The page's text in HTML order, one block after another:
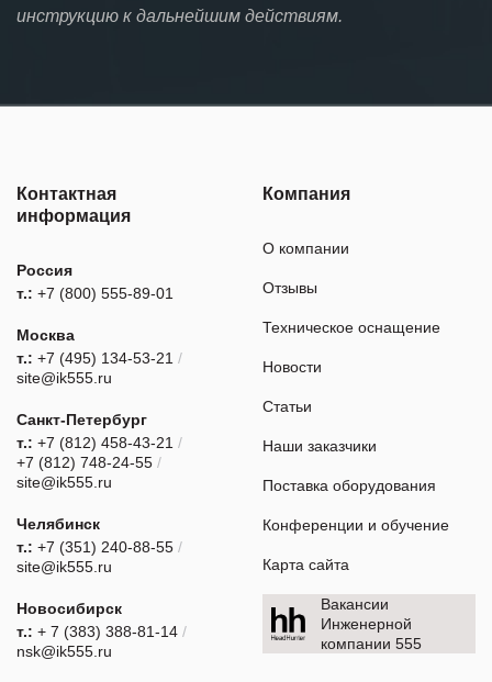
инструкцию к дальнейшим действиям.
Контактная
информация
Россия
т.: +7 (800) 555-89-01
Москва
т.: +7 (495) 134-53-21 /
site@ik555.ru
Санкт-Петербург
т.: +7 (812) 458-43-21 /
+7 (812) 748-24-55 /
site@ik555.ru
Челябинск
т.: +7 (351) 240-88-55 /
site@ik555.ru
Новосибирск
т.: + 7 (383) 388-81-14 /
nsk@ik555.ru
Компания
О компании
Отзывы
Техническое оснащение
Новости
Статьи
Наши заказчики
Поставка оборудования
Конференции и обучение
Карта сайта
Вакансии
Инженерной
компании 555